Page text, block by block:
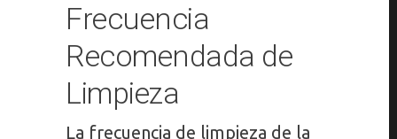
Frecuencia
Recomendada de
Limpieza
La frecuencia de limpieza de la